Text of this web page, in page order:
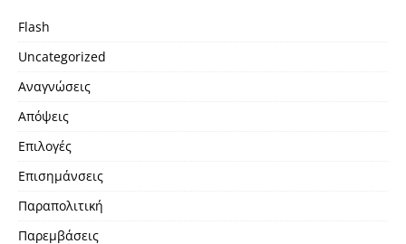
Flash
Uncategorized
Αναγνώσεις
Απόψεις
Επιλογές
Επισημάνσεις
Παραπολιτική
Παρεμβάσεις